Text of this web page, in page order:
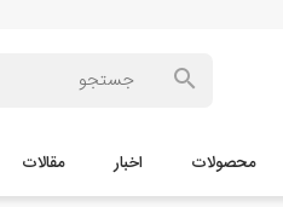
محصولات اخبار مقالات